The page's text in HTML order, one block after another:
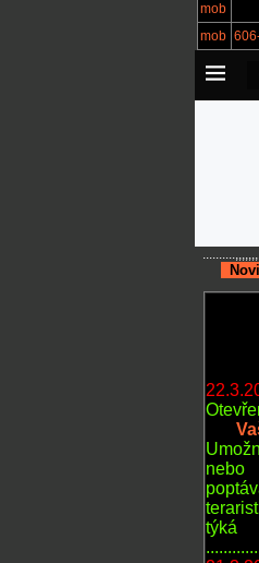
mob
mob
.......
nebo
týká